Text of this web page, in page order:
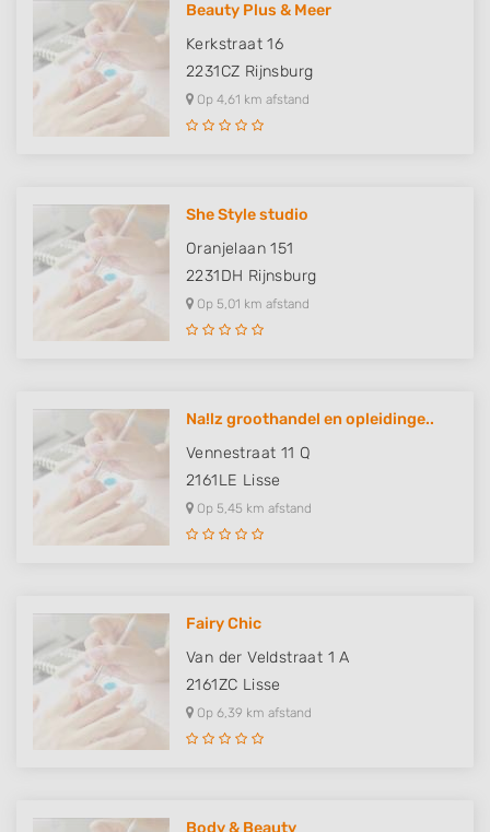
Beauty Plus & Meer
Kerkstraat 16
2231CZ Rijnsburg
Op 4,61 km afstand
She Style studio
Oranjelaan 151
2231DH Rijnsburg
Op 5,01 km afstand
Na!lz groothandel en opleidinge..
Vennestraat 11 Q
2161LE Lisse
Op 5,45 km afstand
Fairy Chic
Van der Veldstraat 1 A
2161ZC Lisse
Op 6,39 km afstand
Body & Beauty